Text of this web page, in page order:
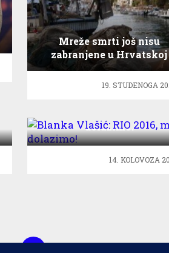
Mreže smrti još nisu
zabranjene u Hrvatskoj
19. STUDENOGA
dolazimo!
14. KOLOVOZA